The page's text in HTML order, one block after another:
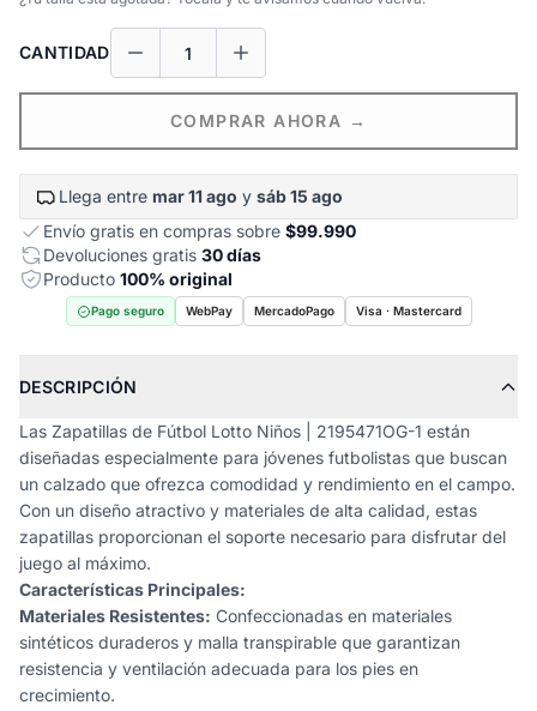
CANTIDAD
COMPRAR AHORA →
Llega entre mar 11 ago y sáb 15 ago
Envío gratis en compras sobre $99.990
Devoluciones gratis 30 días
Producto 100% original
Pago seguro WebPay MercadoPago Visa · Mastercard
DESCRIPCIÓN
Las Zapatillas de Fútbol Lotto Niños | 2195471OG-1 están
diseñadas especialmente para jóvenes futbolistas que buscan
un calzado que ofrezca comodidad y rendimiento en el campo.
Con un diseño atractivo y materiales de alta calidad, estas
zapatillas proporcionan el soporte necesario para disfrutar del
juego al máximo.
Características Principales:
Materiales Resistentes: Confeccionadas en materiales
sintéticos duraderos y malla transpirable que garantizan
resistencia y ventilación adecuada para los pies en
crecimiento.